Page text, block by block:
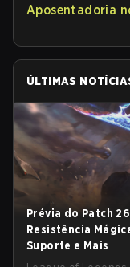
Aposentadoria
ÚLTIMAS
Prévia do Patch
Resistência
Suporte e Mais